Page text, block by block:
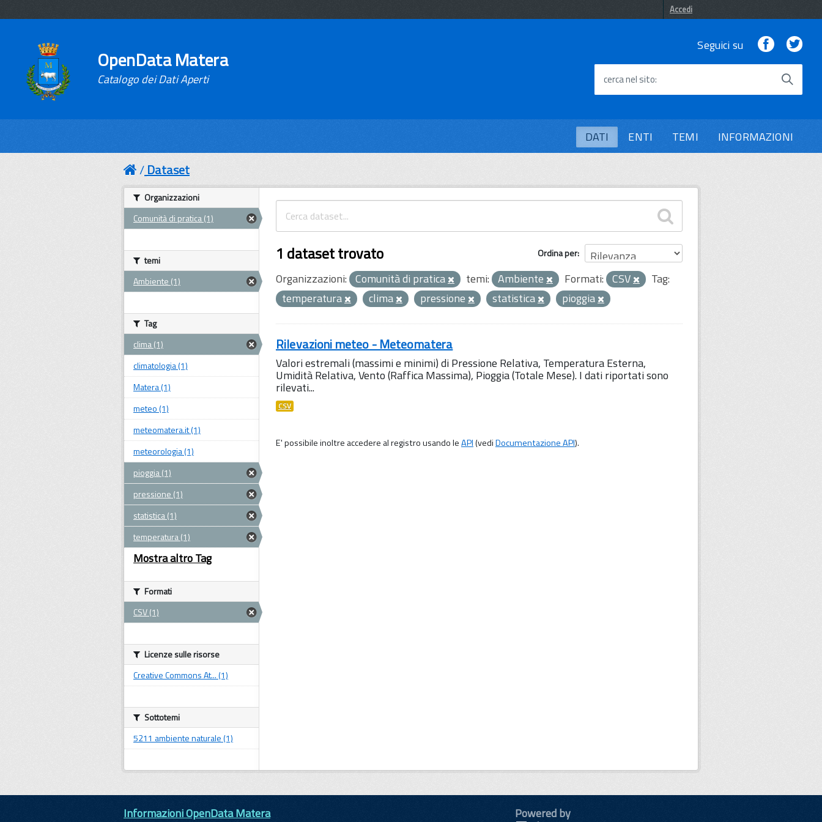
Accedi
OpenData Matera
Catalogo dei Dati Aperti
Seguici su Facebook
cerca nel sito
DATI ENTI TEMI INFORMAZIONI
Dataset
Ordina per
1 dataset trovato
Organizzazioni: Comunità di pratica temi: Ambiente Formati: CSV
Tag:
temperatura
clima pressione statistica pioggia
Rilevazioni meteo - Meteomatera
Valori estremali (massimi e minimi) di Pressione Relativa, Temperatura Esterna,
Umidità Relativa, Vento (Raffica Massima), Pioggia (Totale Mese). I dati riportati sono
rilevati...
CSV
E' possibile inoltre accedere al registro usando leAPI(vediDocumentazione API).
Organizzazioni
Comunità di pratica (1)
temi
Ambiente (1)
Tag
clima (1)
climatologia (1)
Matera (1)
meteo (1)
meteomatera.it (1)
meteorologia (1)
pioggia (1)
pressione (1)
statistica (1)
temperatura (1)
Mostra altro Tag
Formati
CSV (1)
Licenze sulle risorse
Creative Commons At... (1)
Sottotemi
5211 ambiente naturale (1)
Informazioni OpenData Matera
Powered by